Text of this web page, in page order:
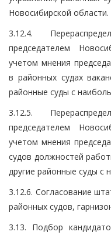
Новосибирской области.
3.12.4.
председателем
учетом мнения
в районных судах
районные суды с
3.12.5.
председателем
учетом мнения
судов должностей
другие районные суды с
3.12.6. Согласование
районных судов,
3.13. Подбор